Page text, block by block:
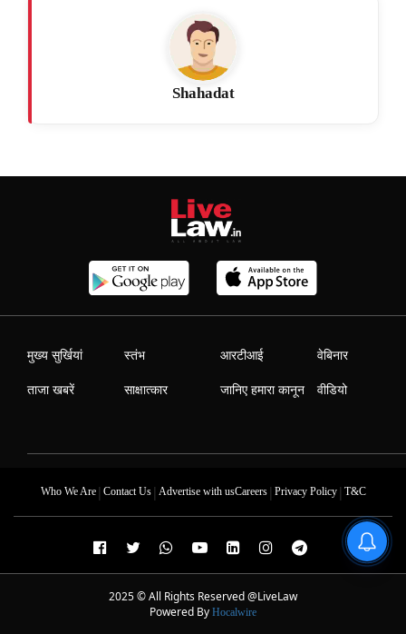
Shahadat
मुख्य सुर्खियां
ताजा खबरें
स्तंभ
साक्षात्कार
आरटीआई
जानिए हमारा कानून
वेबिनार
वीडियो
Who We Are| Contact Us| Advertise with usCareers| Privacy Policy| T&C
2025 © All Rights Reserved @LiveLaw
Powered By Hocalwire